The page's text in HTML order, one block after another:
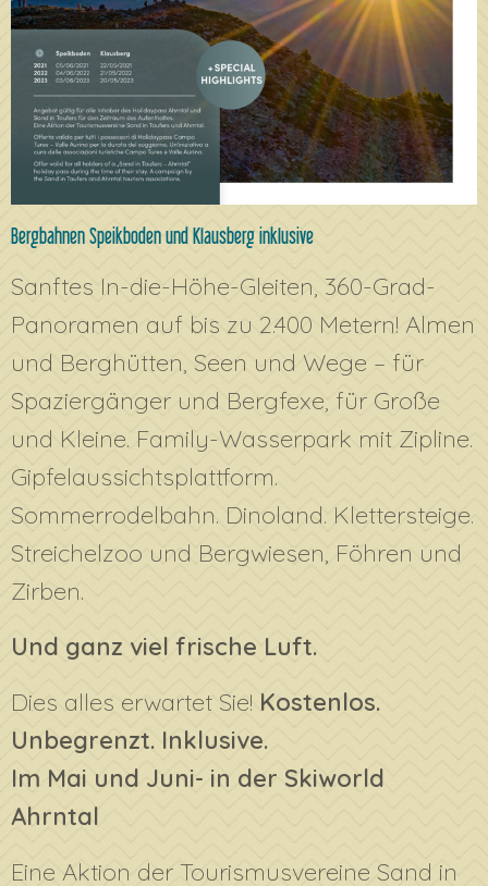
Bergbahnen Speikboden und Klausberg inklusive
Sanftes In-die-Höhe-Gleiten, 360-Grad-
Panoramen auf bis zu 2.400 Metern! Almen
und Berghütten, Seen und Wege – für
Spaziergänger und Bergfexe, für Große
und Kleine. Family-Wasserpark mit Zipline.
Gipfelaussichtsplattform.
Sommerrodelbahn. Dinoland. Klettersteige.
Streichelzoo und Bergwiesen, Föhren und
Zirben.
Und ganz viel frische Luft.
Dies alles erwartet Sie! Kostenlos.
Unbegrenzt. Inklusive.
Im Mai und Juni- in der Skiworld
Ahrntal
Eine Aktion der Tourismusvereine Sand in